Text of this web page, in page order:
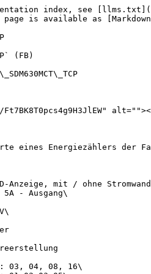
Parameter: 1-8-N/E/O-1/2\
Es dürfen maximal 40 aufeinander folgende Register auf einmal gelesen werden.\
FC16: Es darf jeweils nur ein Register beschrieben werden.\
Alle Konfigurationsregister werden hier nicht beeinflusst, die erforderlichen Einstellungen werden über das Display unabhängig von der Modbus-Anbimdung vorgenommen.

InOut:

| Scope       | Name                | Type               | Initial     | Comment                                                                                                                                                                                                |
| ----------- | ------------------- | ------------------ | ----------- | ------------------------------------------------------------------------------------------------------------------------------------------------------------------------------------------------------ |
| Input       | `xEn`               | `BOOL`             | TRUE        | Freigabe / Sperrung der Kommunikation (TRUE = Freigabe)                                                                                                                                                |
| Input       | `byUnitId`          | `BYTE`             | 0           | Adresse des Geräts                                                                                                                                                                                     |
| Input       | `xUpdateActual`     | `BOOL`             | FALSE       | <p>Aktualisierung der Istwerte (bei jeder ansteigenden Flanke<br>)</p>